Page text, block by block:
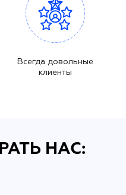
Всегда довольные
клиенты
НАС: